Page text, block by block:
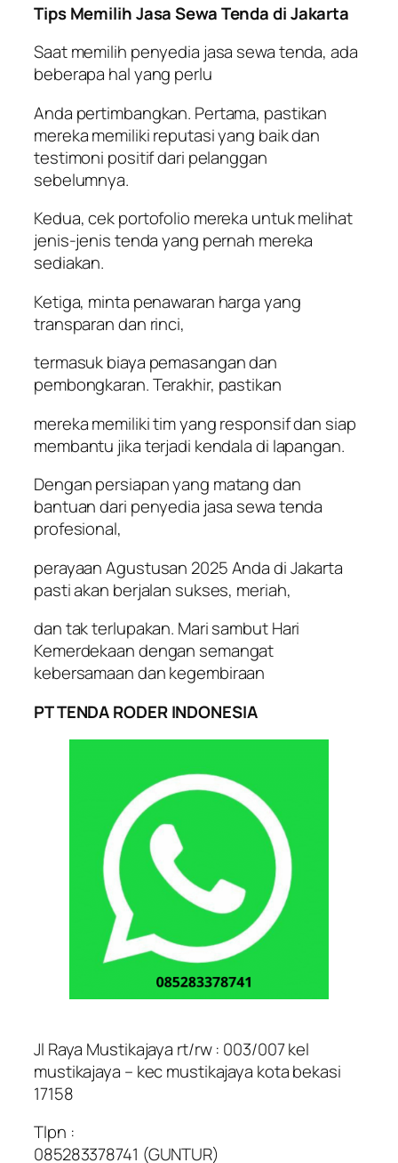
Tips Memilih Jasa Sewa Tenda di Jakarta
Saat memilih penyedia jasa sewa tenda, ada
beberapa hal yang perlu
Anda pertimbangkan. Pertama, pastikan
mereka memiliki reputasi yang baik dan
testimoni positif dari pelanggan
sebelumnya.
Kedua, cek portofolio mereka untuk melihat
jenis-jenis tenda yang pernah mereka
sediakan.
Ketiga, minta penawaran harga yang
transparan dan rinci,
termasuk biaya pemasangan dan
pembongkaran. Terakhir, pastikan
mereka memiliki tim yang responsif dan siap
membantu jika terjadi kendala di lapangan.
Dengan persiapan yang matang dan
bantuan dari penyedia jasa sewa tenda
profesional,
perayaan Agustusan 2025 Anda di Jakarta
pasti akan berjalan sukses, meriah,
dan tak terlupakan. Mari sambut Hari
Kemerdekaan dengan semangat
kebersamaan dan kegembiraan
PT TENDA RODER INDONESIA
Jl Raya Mustikajaya rt/rw : 003/007 kel
mustikajaya – kec mustikajaya kota bekasi
17158
Tlpn :
085283378741 (GUNTUR)